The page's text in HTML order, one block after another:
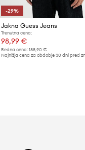
-29%
Jakna Guess Jeans
Trenutna cena:
98,99 €
Redna cena: 188,90 €
Najnižja cena za obdobje 30 dni pred